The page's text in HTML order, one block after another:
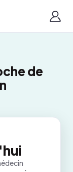
de